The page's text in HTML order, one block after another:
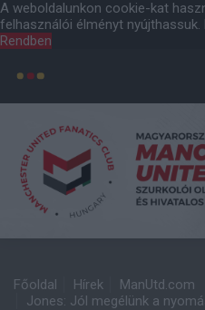
A weboldalunkon cookie-kat
felhasználói élményt nyújthassuk.
Rendben
Főoldal Hírek
ManUtd.com
Jones: Jól megélünk a